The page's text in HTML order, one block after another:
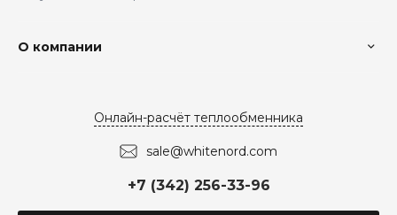
О компании
Онлайн-расчёт теплообменника
sale@whitenord.com
+7 (342) 256-33-96